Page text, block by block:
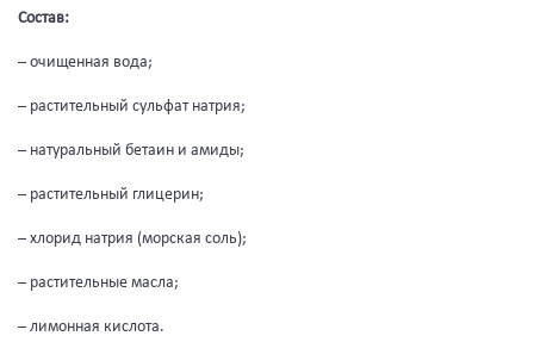
Состав:
– очищенная вода;
– растительный сульфат натрия;
– натуральный бетаин и амиды;
– растительный глицерин;
– хлорид натрия (морская соль);
– растительные масла;
– лимонная кислота.